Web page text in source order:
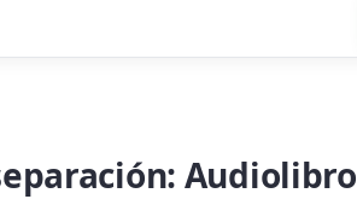
Audiolibro